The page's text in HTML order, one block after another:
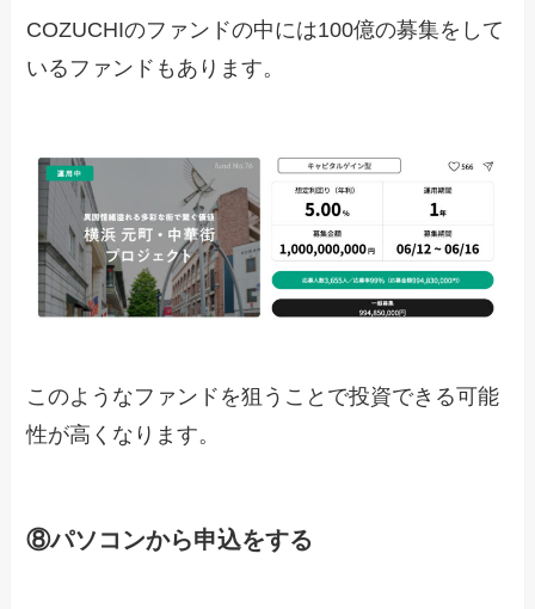
COZUCHIのファンドの中には100億の募集をして
いるファンドもあります。
このようなファンドを狙うことで投資できる可能
性が高くなります。
⑧パソコンから申込をする